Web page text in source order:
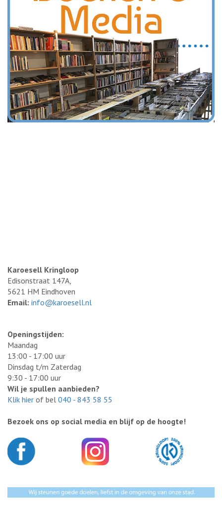
Karoesell Kringloop
Edisonstraat 147A,
5621 HM Eindhoven
Email: info@karoesell.nl
Openingstijden:
Maandag
13:00 - 17:00 uur
Dinsdag t/m Zaterdag
9:30 - 17:00 uur
Wil je spullen aanbieden?
Klik hier of bel 040 - 843 58 55
Bezoek ons op social media en blijf op de hoogte!